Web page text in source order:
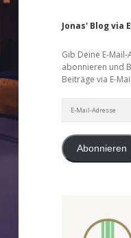
Jonas' Blog via
Gib Deine E-
abonnieren und
Beiträge via E-
Mail-
Abonnieren